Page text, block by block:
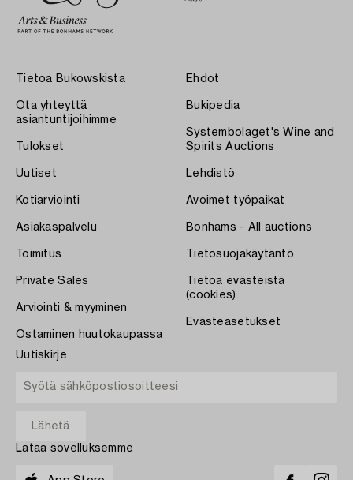
Tietoa Bukowskista
Ota yhteyttä
asiantuntijoihimme
Tulokset
Uutiset
Kotiarviointi
Asiakaspalvelu
Toimitus
Private Sales
Arviointi & myyminen
Ostaminen huutokaupassa
Ehdot
Bukipedia
Systembolaget's Wine and
Spirits Auctions
Lehdistö
Avoimet työpaikat
Bonhams - All auctions
Tietosuojakäytäntö
Tietoa evästeistä
(cookies)
Evästeasetukset
Uutiskirje
Lataa sovelluksemme